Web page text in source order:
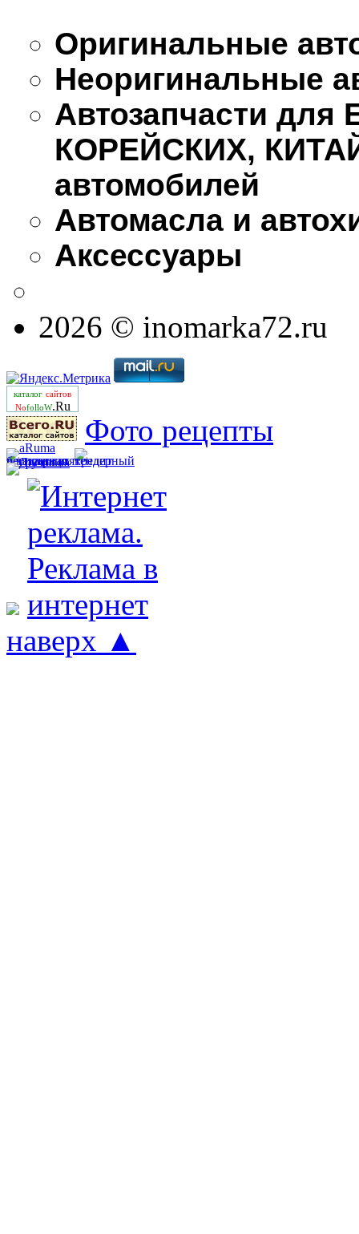
Оригинальные
Неоригинальные
Автозапчасти
КОРЕЙСКИХ,
автомобилей
Автомасла и
Аксессуары
2026 © inomarka72.ru
каталог сайтов
NofolloW.Ru
Фото рецепты
наверх ▲